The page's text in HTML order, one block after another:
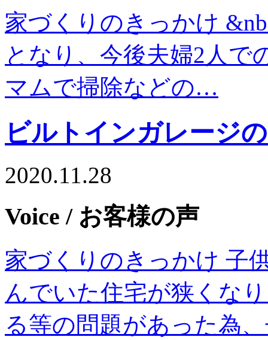
家づくりのきっかけ
となり、今後夫婦2人で
マムで掃除などの…
ビルトインガレージ
2020.11.28
Voice / お客様の声
家づくりのきっかけ 子
んでいた住宅が狭くな
る等の問題があった為